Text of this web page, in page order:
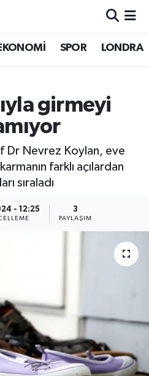
SPOR LONDRA
girmeyi
Dr Nevrez Koylan, eve
farklı açılardan
sıraladı
- 12:25 3
PAYLAŞIM